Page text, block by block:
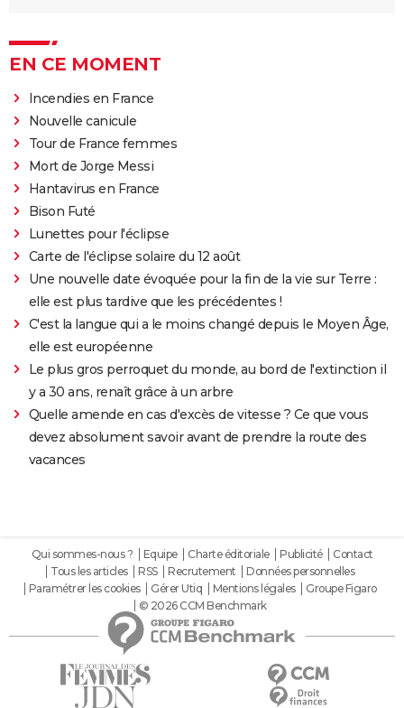
EN CE MOMENT
Incendies en France
Nouvelle canicule
Tour de France femmes
Mort de Jorge Messi
Hantavirus en France
Bison Futé
Lunettes pour l'éclipse
Carte de l'éclipse solaire du 12 août
Une nouvelle date évoquée pour la fin de la vie sur Terre :
elle est plus tardive que les précédentes !
C'est la langue qui a le moins changé depuis le Moyen Âge,
elle est européenne
Le plus gros perroquet du monde, au bord de l'extinction il
y a 30 ans, renaît grâce à un arbre
Quelle amende en cas d'excès de vitesse ? Ce que vous
devez absolument savoir avant de prendre la route des
vacances
Qui sommes-nous ? Equipe Charte éditoriale Publicité
Contact
Tous les articles
RSS Recrutement
Données personnelles
Paramétrer les cookies
Gérer Utiq Mentions légales
Groupe Figaro
© 2026 CCM Benchmark